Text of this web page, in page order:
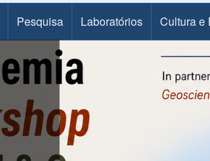
Pesquisa Laboratórios
Cultura e